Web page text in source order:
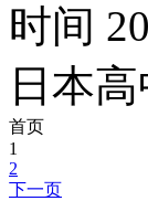
时间
日本
首页
1
2
下一页